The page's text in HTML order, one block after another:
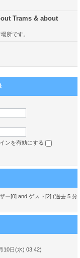
Trams & about
所です。
ンを有効にする
ー[0] and ゲスト[2] (過去 5 分
10日(水) 03:42)